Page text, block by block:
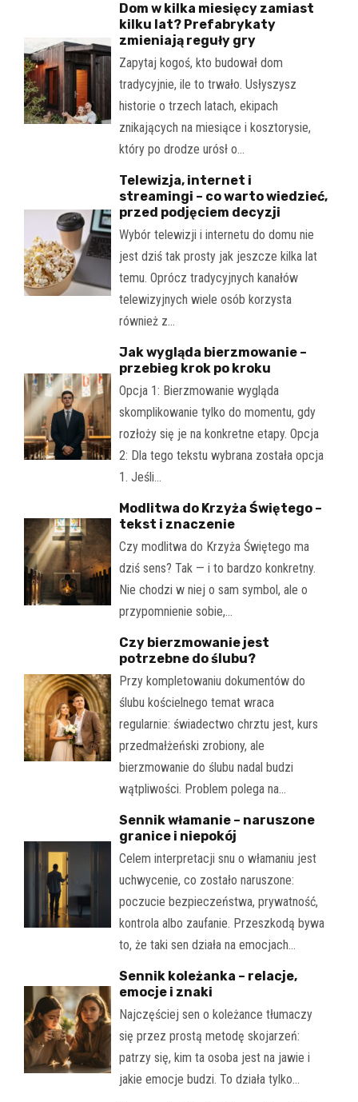
Dom w kilka miesięcy zamiast
kilku lat? Prefabrykaty
zmieniają reguły gry
Zapytaj kogoś, kto budował dom
tradycyjnie, ile to trwało. Usłyszysz
historie o trzech latach, ekipach
znikających na miesiące i kosztorysie,
który po drodze urósł o…
Telewizja, internet i
streamingi – co warto wiedzieć,
przed podjęciem decyzji
Wybór telewizji i internetu do domu nie
jest dziś tak prosty jak jeszcze kilka lat
temu. Oprócz tradycyjnych kanałów
telewizyjnych wiele osób korzysta
również z…
Jak wygląda bierzmowanie –
przebieg krok po kroku
Opcja 1: Bierzmowanie wygląda
skomplikowanie tylko do momentu, gdy
rozłoży się je na konkretne etapy. Opcja
2: Dla tego tekstu wybrana została opcja
1. Jeśli…
Modlitwa do Krzyża Świętego –
tekst i znaczenie
Czy modlitwa do Krzyża Świętego ma
dziś sens? Tak — i to bardzo konkretny.
Nie chodzi w niej o sam symbol, ale o
przypomnienie sobie,…
Czy bierzmowanie jest
potrzebne do ślubu?
Przy kompletowaniu dokumentów do
ślubu kościelnego temat wraca
regularnie: świadectwo chrztu jest, kurs
przedmałżeński zrobiony, ale
bierzmowanie do ślubu nadal budzi
wątpliwości. Problem polega na…
Sennik włamanie – naruszone
granice i niepokój
Celem interpretacji snu o włamaniu jest
uchwycenie, co zostało naruszone:
poczucie bezpieczeństwa, prywatność,
kontrola albo zaufanie. Przeszkodą bywa
to, że taki sen działa na emocjach…
Sennik koleżanka – relacje,
emocje i znaki
Najczęściej sen o koleżance tłumaczy
się przez prostą metodę skojarzeń:
patrzy się, kim ta osoba jest na jawie i
jakie emocje budzi. To działa tylko…